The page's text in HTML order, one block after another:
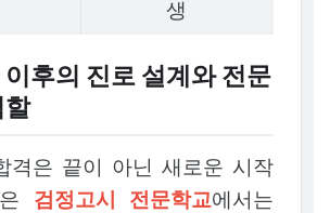
생
후의 진로 설계와 전문
할
격은 끝이 아닌 새로운 시작
검정고시 전문학교에서는